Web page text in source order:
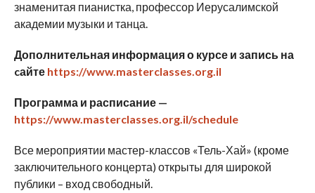
знаменитая пианистка, профессор Иерусалимской
академии музыки и танца.
Дополнительная информация о курсе и запись на
cайте https://www.masterclasses.org.il
Программа и расписание—
https://www.masterclasses.org.il/schedule
Все мероприятии мастер-классов «Тель-Хай» (кроме
заключительного концерта) открыты для широкой
публики – вход свободный.